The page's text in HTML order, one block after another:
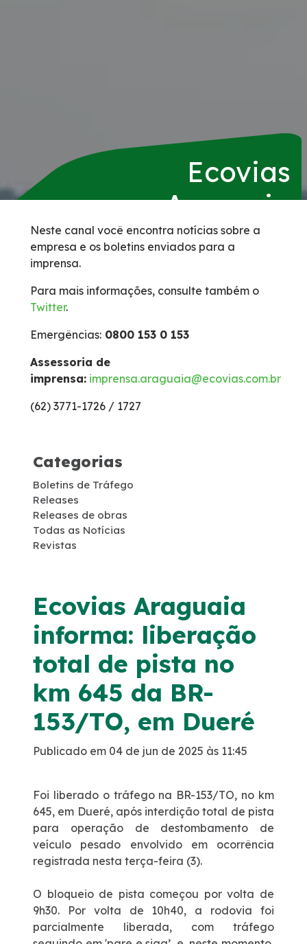
público caminhoneiro
Apreensão de Animais
Benefícios Tarifários
BSO
Faixa de Domínio
Inspeção de Tráfego
Isenção de Veículos Oficiais
Socorro Mecânico
Socorro Médico
Estatística de acidentes
Notícias
Sustentabilidade
Compromisso de Regularização Ambiental
Compromissos Voluntários ESG
Atendimento
0800
Ouvidoria
Fale Conosco
Ecovias
Araguaia
Neste canal você encontra notícias sobre a
empresa e os boletins enviados para a
imprensa.
Para mais informações, consulte também o
Twitter.
Emergências: 0800 153 0 153
Assessoria de
imprensa: imprensa.araguaia@ecovias.com.br
(62) 3771-1726 / 1727
Categorias
Boletins de Tráfego
Releases
Releases de obras
Todas as Notícias
Revistas
Ecovias Araguaia
informa: liberação
total de pista no
km 645 da BR-
153/TO, em Dueré
Publicado em 04 de jun de 2025 às 11:45
Foi liberado o tráfego na BR-153/TO, no km
645, em Dueré, após interdição total de pista
para operação de destombamento de
veículo pesado envolvido em ocorrência
registrada nesta terça-feira (3).
O bloqueio de pista começou por volta de
9h30. Por volta de 10h40, a rodovia foi
parcialmente liberada, com tráfego